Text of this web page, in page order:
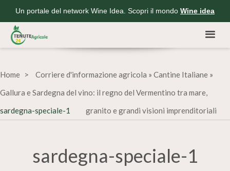
Un portale del network Wine Idea. Scopri il mondo Wine idea
Home Corriere d'informazione agricola » Cantine Italiane »
Gallura e Sardegna del vino: il regno del Vermentino tra mare,
granito e grandi visioni imprenditoriali
sardegna-speciale-1
sardegna-speciale-1